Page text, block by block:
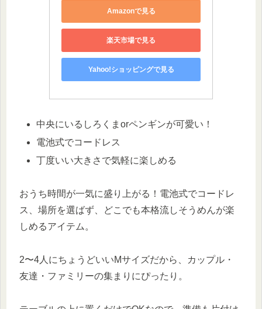
Amazonで見る
楽天市場で見る
Yahoo!ショッピングで見る
中央にいるしろくまorペンギンが可愛い！
電池式でコードレス
丁度いい大きさで気軽に楽しめる
おうち時間が一気に盛り上がる！電池式でコードレ
ス、場所を選ばず、どこでも本格流しそうめんが楽
しめるアイテム。
2〜4人にちょうどいいMサイズだから、カップル・
友達・ファミリーの集まりにぴったり。